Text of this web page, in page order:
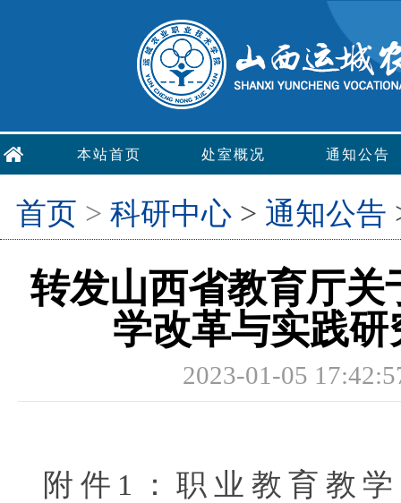
本站首页 处室概况 通知公告
首页 > 科研中心 > 通知公告
转发山西省教育厅关
学改革与实践
2023-01-05
附件1：职业教育教